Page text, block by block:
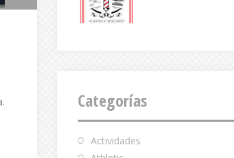
Categorías
Actividades